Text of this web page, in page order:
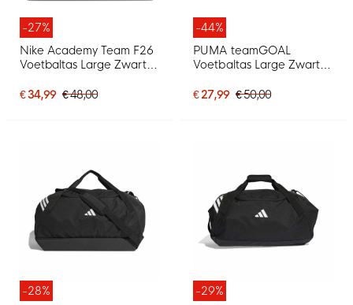
-27%
Nike Academy Team F26
Voetbaltas Large Zwart
€ 34,99 € 48,00
-44%
PUMA teamGOAL
Voetbaltas Large Zwart
€ 27,99 € 50,00
-28%
-29%